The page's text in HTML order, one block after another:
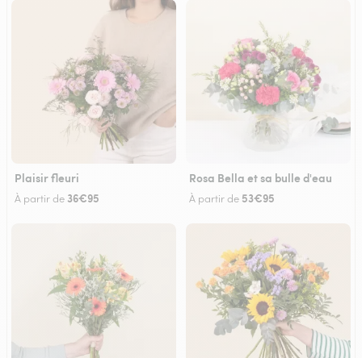
Plaisir fleuri
À partir de 36€95
Rosa Bella et sa bulle d'eau
À partir de 53€95